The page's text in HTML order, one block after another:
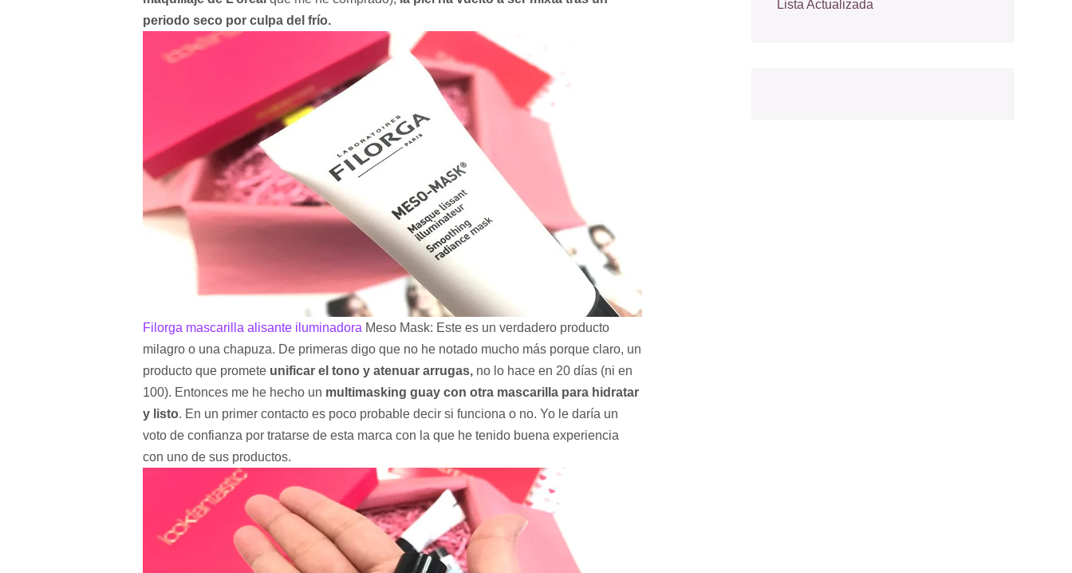
periodo seco por culpa del frío.
Filorga mascarilla alisante iluminadora Meso Mask: Este es un verdadero producto
milagro o una chapuza. De primeras digo que no he notado mucho más porque claro, un
producto que prometeunificar el tono y atenuar arrugas,no lo hace en 20 días (ni en
100). Entonces me he hecho un multimasking guay con otra mascarilla para hidratar
y listo. En un primer contacto es poco probable decir si funciona o no. Yo le daría un
voto de confianza por tratarse de esta marca con la que he tenido buena experiencia
con uno de sus productos.
Lista Actualizada